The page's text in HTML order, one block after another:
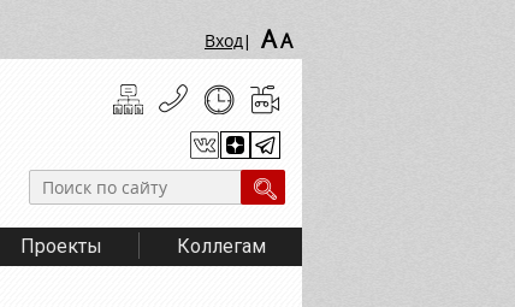
Вход| AA
Проекты Коллегам